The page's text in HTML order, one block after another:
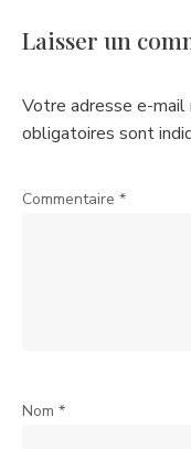
Laisser un
Votre adresse e-mail
obligatoires sont
Commentaire *
Nom *